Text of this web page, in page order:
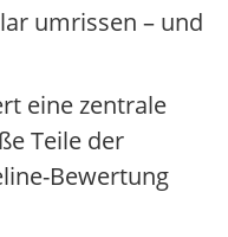
umrissen – und
eine zentrale
Teile der
Bewertung